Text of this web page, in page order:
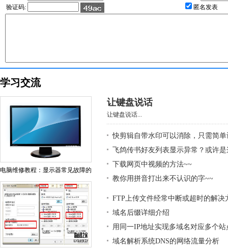
验证码:
匿名发表
学习交流
电脑维修教程：显示器常见故障的
让键盘说话
让键盘说话...
快剪辑自带水印可以消除，只需简单
飞鸽传书好友列表显示异常？或许
下载网页中视频的方法~~
教你用拼音打出来不认识的字~~
FTP上传文件经常中断或超时的解决
域名后缀详细介绍
用同一IP地址实现多域名对应多个站
域名解析系统DNS的网络流量分析